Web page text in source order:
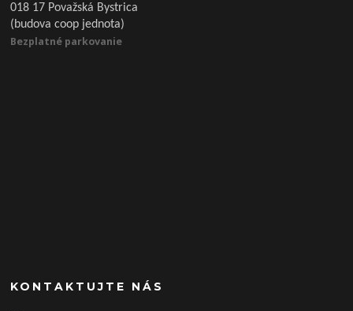
018 17 Považská Bystrica
(budova coop jednota)
Bezplatné parkovanie
KONTAKTUJTE NÁS